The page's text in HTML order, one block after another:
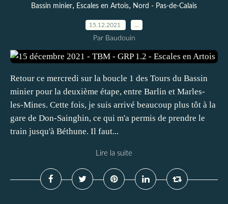
Bassin minier, Escales en Artois, Nord - Pas-de-Calais
15.12.2021
Par Baudouin
Retour ce mercredi sur la boucle 1 des Tours du Bassin
minier pour la deuxième étape, entre Barlin et Marles-
les-Mines. Cette fois, je suis arrivé beaucoup plus tôt à la
gare de Don-Sainghin, ce qui m'a permis de prendre le
train jusqu'à Béthune. Il faut...
Lire la suite